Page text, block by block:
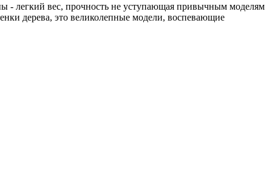
- легкий вес, прочность не уступающая привычным моделям
дерева, это великолепные модели, воспевающие